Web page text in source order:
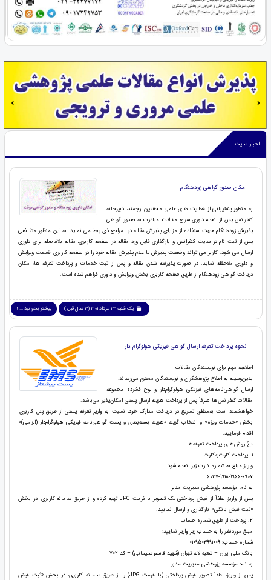
‹ ›
اخبار سایت
امکان صدور گواهی زودهنگام
به منظور پشتیبانی از فعالیت های علمی محققین ارجمند، دبیرخانه
کنفرانس پس از انجام داوری سریع مقالات، مبادرت به صدور گواهی
پذیرش زودهنگام جهت استفاده از مزایای پذیرش مقاله در مراجع ذی ربط می نماید. به این منظور متقاضی
پس از ثبت نام در سایت کنفرانس و بارگذاری فایل ورد مقاله در صفحه کاربری، مقاله بلافاصله برای داوری
ارسال می شود. کاربر می تواند وضعیت پذیرش یا عدم پذیرش مقاله خود را در صفحه کاربری قسمت ویرایش
و داوری ملاحظه نماید. در صورت پذیرفته شدن مقاله و پس از ثبت خدمات و پرداخت تعرفه ها؛ مکان
دریافت گواهی زودهنگام از طریق صفحه کاربری بخش ویرایش و داوری فراهم شده است.
یک شنبه 23 مرداد 1401 (3 سال قبل ) بیشتر بخوانید ... !
نحوه پرداخت تعرفه ارسال گواهی فیزیکی هولوگرام دار
اطلاعیه مهم برای نویسندگان مقالات
بدین‌وسیله به اطلاع پژوهشگران و نویسندگان محترم می‌رساند:
ارسال گواهی‌نامه‌های فیزیکی هولوگرام‌دار و لوح فشرده مجموعه
مقالات کنفرانس‌ها صرفاً پس از پرداخت هزینه ارسال پستی امکان‌پذیر می‌باشد.
خواهشمند است به‌منظور تسریع در دریافت مدارک خود، نسبت به واریز تعرفه پستی از طریق پنل کاربری،
بخش «خدمات ویژه» و انتخاب گزینه «هزینه بسته‌بندی و پست گواهی‌نامه فیزیکی هولوگرام‌دار (الزامی)»
اقدام فرمایید.
ب) روش‌های پرداخت تعرفه‌ها
1. پرداخت کارت‌به‌کارت
واریز مبلغ به شماره کارت زیر انجام شود:
6037-9918-9966-6907
به نام: مؤسسه پژوهشی مدیریت مدبر
پس از واریز، لطفاً از فیش پرداختی یک تصویر با فرمت JPG تهیه کرده و از طریق سامانه کاربری، در بخش
«ثبت فیش بانکی» بارگذاری و ارسال نمایید.
2. پرداخت از طریق شماره حساب
مبلغ موردنظر را به حساب زیر واریز نمایید:
شماره حساب: 0109503991009
بانک ملی ایران – شعبه لاله تهران (شهید قاسم سلیمانی) – کد 702
به نام: مؤسسه پژوهشی مدیریت مدبر
پس از واریز، لطفاً تصویر فیش پرداختی (با فرمت JPG) را از طریق سامانه کاربری، در بخش «ثبت فیش